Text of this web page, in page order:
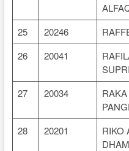
25 20246
26
20041
27 20034
28 20201
RIKO